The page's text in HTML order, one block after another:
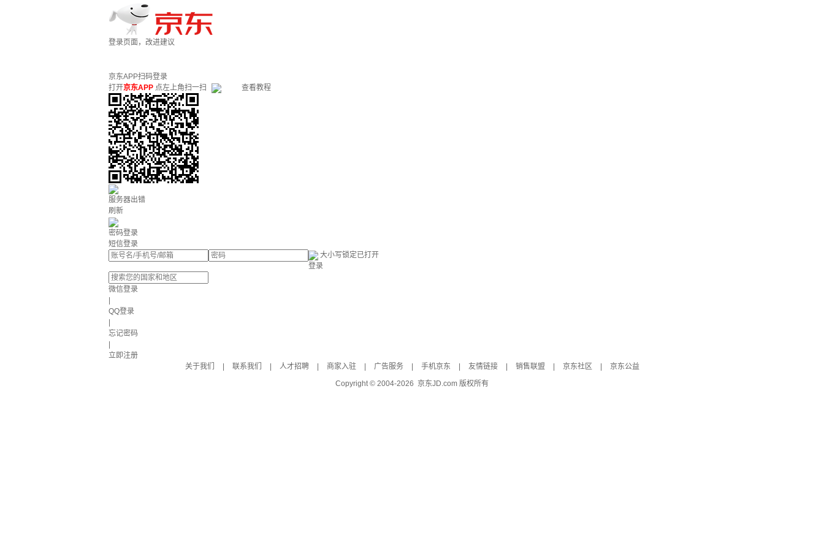
登录页面，改进建议
京东APP扫码登录
打开京东APP 点左上角扫一扫 查看教程
服务器出错
刷新
密码登录
短信登录
大小写锁定已打开
登录
微信登录
QQ登录
忘记密码
立即注册
关于我们
联系我们 人才招聘 商家入驻 广告服务 手机京东 友情链接 销售联盟 京东社区
京东公益
Copyright © 2004-2026 京东JD.com 版权所有